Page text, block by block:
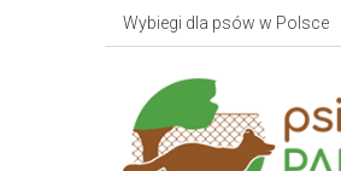
Wybiegi dla psów w Polsce